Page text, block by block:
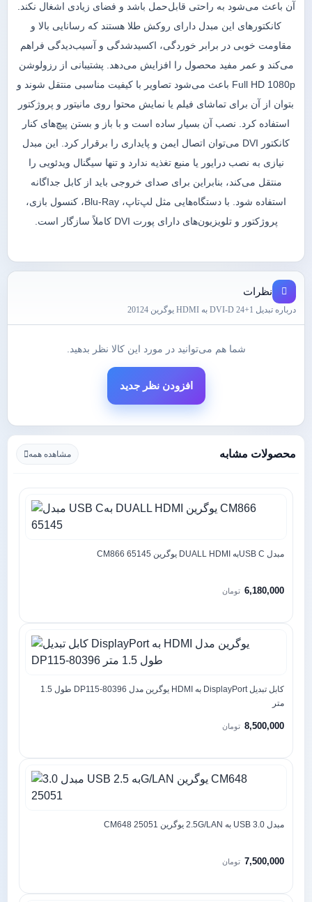
آن باعث می‌شود به راحتی قابل‌حمل باشد و فضای زیادی اشغال نکند.
کانکتورهای این مبدل دارای روکش طلا هستند که رسانایی بالا و
مقاومت خوبی در برابر خوردگی، اکسیدشدگی و آسیب‌دیدگی فراهم
می‌کند و عمر مفید محصول را افزایش می‌دهد. پشتیبانی از رزولوشن
Full HD 1080p باعث می‌شود تصاویر با کیفیت مناسبی منتقل شوند و
بتوان از آن برای تماشای فیلم یا نمایش محتوا روی مانیتور و پروژکتور
استفاده کرد. نصب آن بسیار ساده است و با باز و بستن پیچ‌های کنار
کانکتور DVI می‌توان اتصال ایمن و پایداری را برقرار کرد. این مبدل
نیازی به نصب درایور یا منبع تغذیه ندارد و تنها سیگنال ویدئویی را
منتقل می‌کند، بنابراین برای صدای خروجی باید از کابل جداگانه
استفاده شود. با دستگاه‌هایی مثل لپ‌تاپ، Blu-Ray، کنسول بازی،
پروژکتور و تلویزیون‌های دارای پورت DVI کاملاً سازگار است.
نظرات
درباره تبدیل 1+24 DVI-D به HDMI یوگرین 20124
شما هم می‌توانید در مورد این کالا نظر بدهید.
افزودن نظر جدید
محصولات مشابه مشاهده همه
مبدل USB Cبه DUALL HDMI یوگرین CM866 65145
6,180,000 تومان
کابل تبدیل DisplayPort به HDMI یوگرین مدل DP115-80396 طول 1.5
متر
8,500,000 تومان
مبدل 3.0 USB به 2.5G/LAN یوگرین CM648 25051
7,500,000 تومان